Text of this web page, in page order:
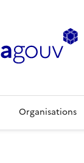
Organisations